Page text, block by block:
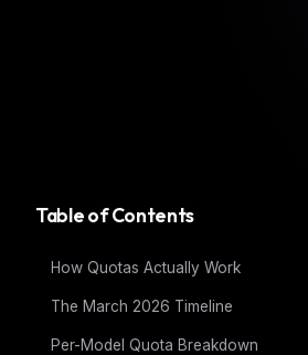
Table of Contents
How Quotas Actually Work
The March 2026 Timeline
Per-Model Quota Breakdown